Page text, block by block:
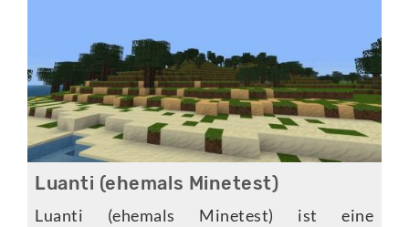
Luanti (ehemals Minetest)
Luanti (ehemals Minetest) ist eine